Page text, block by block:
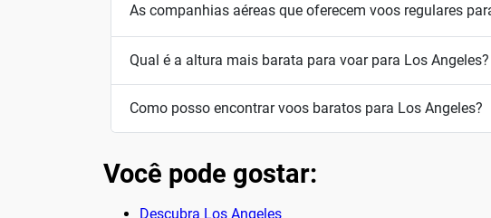
As companhias aéreas que oferecem voos regulares
Qual é a altura mais barata para voar para Los Angeles?
Como posso encontrar voos baratos para Los Angeles?
Você pode gostar:
Descubra Los Angeles